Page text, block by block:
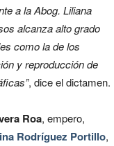
a la Abog. Liliana
alcanza alto grado
como la de los
y reproducción de
, dice el dictamen.
Roa, empero,
Rodríguez Portillo,